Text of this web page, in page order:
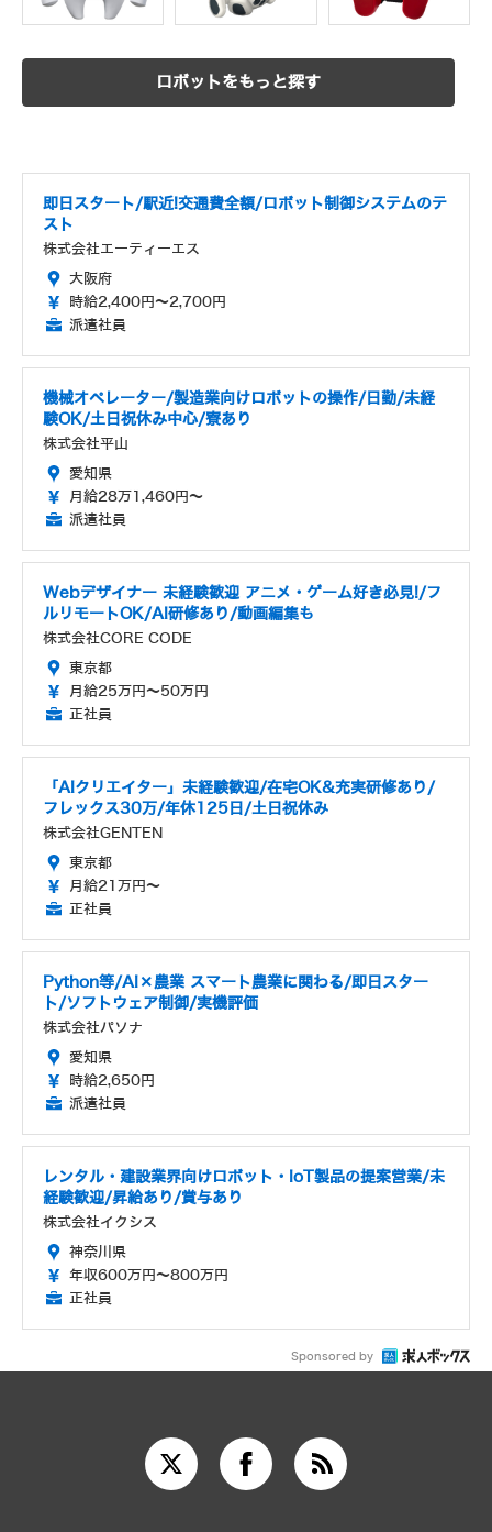
ロボットをもっと探す
即日スタート/駅近!交通費全額/ロボット制御システムのテ
スト
株式会社エーティーエス
大阪府
時給2,400円～2,700円
派遣社員
機械オペレーター/製造業向けロボットの操作/日勤/未経
験OK/土日祝休み中心/寮あり
株式会社平山
愛知県
月給28万1,460円～
派遣社員
Webデザイナー 未経験歓迎 アニメ・ゲーム好き必見!/フ
ルリモートOK/AI研修あり/動画編集も
株式会社CORE CODE
東京都
月給25万円～50万円
正社員
「AIクリエイター」未経験歓迎/在宅OK&充実研修あり/
フレックス30万/年休125日/土日祝休み
株式会社GENTEN
東京都
月給21万円～
正社員
Python等/AI×農業 スマート農業に関わる/即日スター
ト/ソフトウェア制御/実機評価
株式会社パソナ
愛知県
時給2,650円
派遣社員
レンタル・建設業界向けロボット・IoT製品の提案営業/未
経験歓迎/昇給あり/賞与あり
株式会社イクシス
神奈川県
年収600万円～800万円
正社員
Sponsored by